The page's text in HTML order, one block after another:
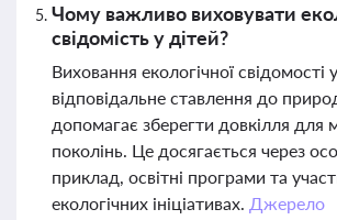
Чому важливо виховувати
свідомість у дітей?
Виховання екологічної свідомості
відповідальне ставлення до
допомагає зберегти довкілля для
поколінь. Це досягається через
приклад, освітні програми та
екологічних ініціативах. Джерело